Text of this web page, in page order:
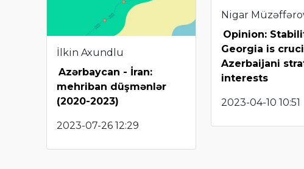
İlkin Axundlu
Azərbaycan - İran:
mehriban düşmənlər
(2020-2023)
2023-07-26 12:29
Nigar
Opinion:
Georgia is
Azerbaijani
interests
2023-04-10 10:51